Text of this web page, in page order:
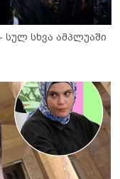
სულ სხვა ამპლუაში